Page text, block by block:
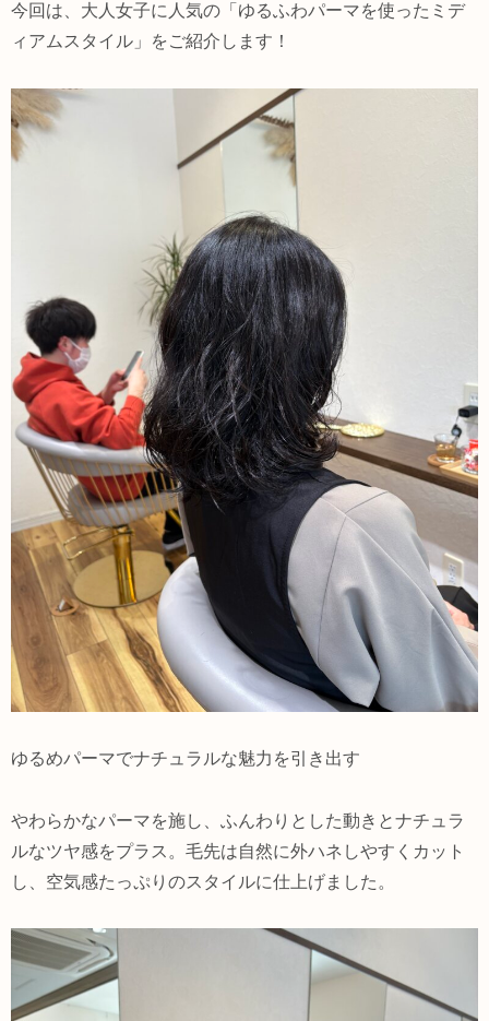
今回は、大人女子に人気の「ゆるふわパーマを使ったミデ
ィアムスタイル」をご紹介します！
ゆるめパーマでナチュラルな魅力を引き出す
やわらかなパーマを施し、ふんわりとした動きとナチュラ
ルなツヤ感をプラス。毛先は自然に外ハネしやすくカット
し、空気感たっぷりのスタイルに仕上げました。